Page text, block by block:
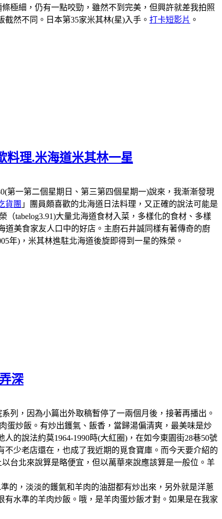
極細，仍有一點咬勁，雖然不到完美，但興許就差我拍照
然不同。日本第35家米其林(星)入手。 打卡短影片 。
料理.米海道米其林一星
第一第二個星期日、第三第四個星期一)說來，我漸漸發現
貨團 」團員頗喜歡的北海道日法料理，又正確的說法可能是
tabelog3.91)大量北海道食材入菜，多樣化的食材、多樣
道美食家友人口中的好店。主廚石井誠同樣有著傳奇的廚
年)，米其林進駐北海道後旋即得到一星的殊榮。
深
列，因為小篇出外取稿暫停了一兩個月後，接著再播出。
蛋炒飯。有炒出鑊氣、飯香，當歸湯偏清爽，最美味是炒
的說法約莫1964-1990時(大紅圈)，在如今東園街28巷50號
少老店還在，也成了我近期的覓食寶庫。而今天要介紹的
台北來說算是略便宜，但以萬華來說應該算是一般位。羊
的，淡淡的鑊氣和羊肉的油甜都有炒出來，另外就是洋蔥
水準的羊肉炒飯。哦，是羊肉蛋炒飯才對。如果是在我家